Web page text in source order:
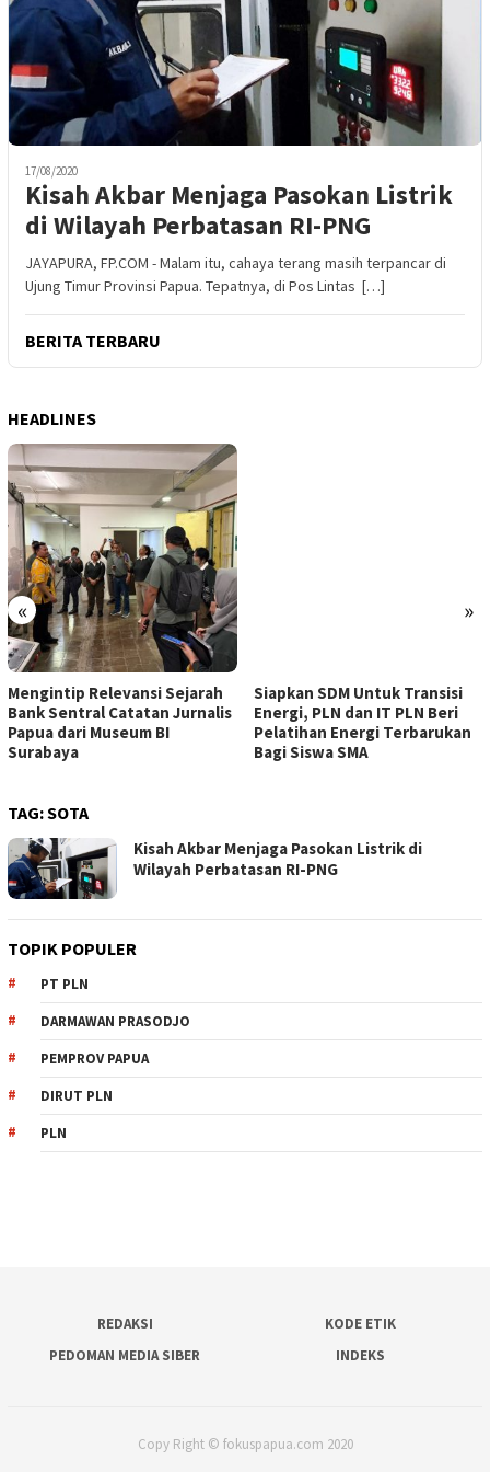
17/08/2020
Kisah Akbar Menjaga Pasokan Listrik
di Wilayah Perbatasan RI-PNG
JAYAPURA, FP.COM - Malam itu, cahaya terang masih terpancar di
Ujung Timur Provinsi Papua. Tepatnya, di Pos Lintas […]
BERITA TERBARU
HEADLINES
« »
Mengintip Relevansi Sejarah
Bank Sentral Catatan Jurnalis
Papua dari Museum BI
Surabaya
Siapkan SDM Untuk Transisi
Energi, PLN dan IT PLN Beri
Pelatihan Energi Terbarukan
Bagi Siswa SMA
TAG:SOTA
Kisah Akbar Menjaga Pasokan Listrik di
Wilayah Perbatasan RI-PNG
TOPIK POPULER
PT PLN
DARMAWAN PRASODJO
PEMPROV PAPUA
DIRUT PLN
PLN
REDAKSI
KODE ETIK
PEDOMAN MEDIA SIBER
INDEKS
Copy Right © fokuspapua.com 2020